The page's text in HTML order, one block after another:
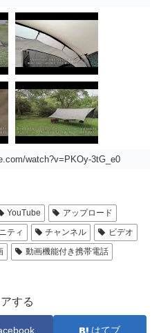
watch?v=PKOy-3tG_e0
YouTube
アップロード
ティ チャンネル
ビデオ
動画機能付き携帯電話
する
はてブ